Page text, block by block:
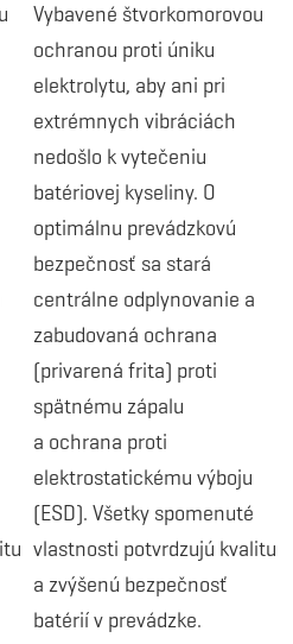
Vybavené štvorkomorovou
ochranou proti úniku
elektrolytu, aby ani pri
extrémnych vibráciách
nedošlo k vytečeniu
batériovej kyseliny. O
optimálnu prevádzkovú
bezpečnosť sa stará
centrálne odplynovanie a
zabudovaná ochrana
(privarená frita) proti
spätnému zápalu
a ochrana proti
elektrostatickému výboju
(ESD). Všetky spomenuté
vlastnosti potvrdzujú kvalitu
a zvýšenú bezpečnosť
batérií v prevádzke.